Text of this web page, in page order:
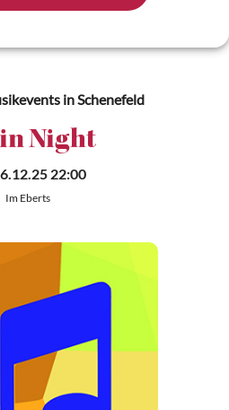
in Schenefeld
Night
22:00
Im Eberts